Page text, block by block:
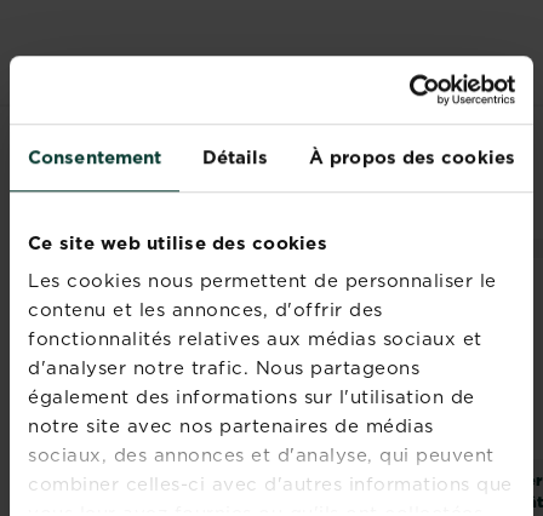
Consentement Détails À propos des cookies
Ce site web utilise des cookies
Les cookies nous permettent de personnaliser le
contenu et les annonces, d'offrir des
fonctionnalités relatives aux médias sociaux et
d'analyser notre trafic. Nous partageons
également des informations sur l'utilisation de
notre site avec nos partenaires de médias
sociaux, des annonces et d'analyse, qui peuvent
combiner celles-ci avec d'autres informations que
PRODUITS ASSOCIÉS
Fertiligène
KB engrais tout prêt